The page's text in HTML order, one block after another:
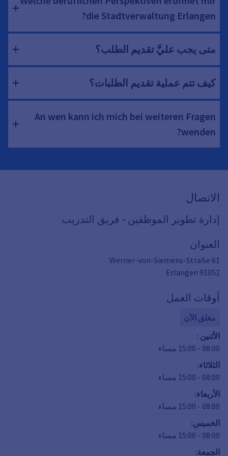
die Stadtverwaltung Erlangen?
متى يجب عليَّ تقديم الطلب؟
كيف تتم عملية تقديم الطلبات؟
An wen kann ich mich bei weiteren Fragen
wenden?
الاتصال
إدارة تطوير الموظفين - فريق التدريب
العنوان
Werner-von-Siemens-Straße 61
91052
Erlangen
أوقات العمل
مغلق الآن
الأثنين :
08:00
-
15:00 مساء
الثلاثاء:
08:00
-
15:00 مساء
الأربعاء:
08:00
-
15:00 مساء
الخميس:
08:00
-
15:00 مساء
الجمعة: